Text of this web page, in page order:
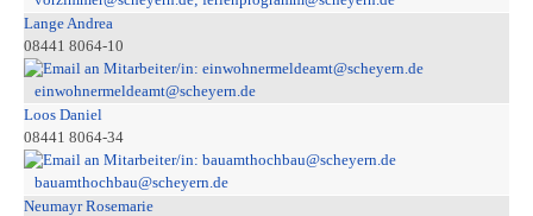
Lange Andrea
08441 8064-10
einwohnermeldeamt@scheyern.de
Loos Daniel
08441 8064-34
bauamthochbau@scheyern.de
Neumayr Rosemarie